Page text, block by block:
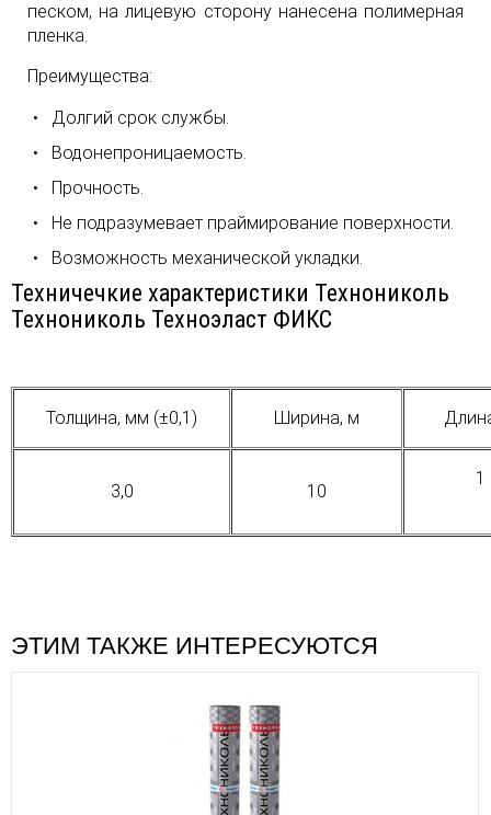
песком, на лицевую сторону нанесена полимерная
пленка.
Преимущества:
Долгий срок службы.
Водонепроницаемость.
Прочность.
Не подразумевает праймирование поверхности.
Возможность механической укладки.
Техничечкие характеристики Технониколь
Технониколь Техноэласт ФИКС
Толщина, мм (±0,1) Ширина, м
3,0 10
1
ЭТИМ ТАКЖЕ ИНТЕРЕСУЮТСЯ